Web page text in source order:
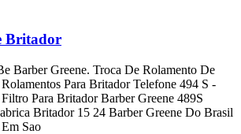
Britador
Barber Greene. Troca De Rolamento De
Para Britador Telefone 494 S -
Para Britador Barber Greene 489S
Britador 15 24 Barber Greene Do Brasil
Sao